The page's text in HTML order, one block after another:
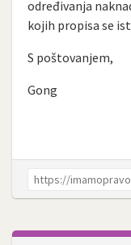
određivanja
kojih propisa se
S poštovanjem,
Gong